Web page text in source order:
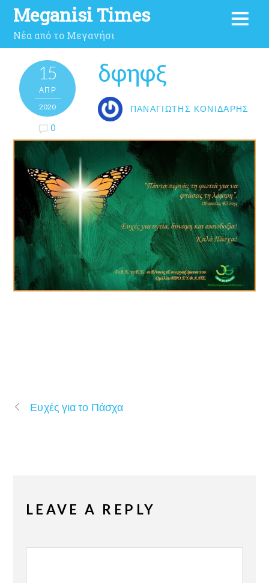
Meganisi Times
Νέα από το Μεγανήσι
15
ΑΠΡ
2020
0
δφηφξ
ΠΑΝΑΓΙΏΤΗΣ ΚΟΝΙΔΆΡΗΣ
Ευχές για το Πάσχα
LEAVE A REPLY